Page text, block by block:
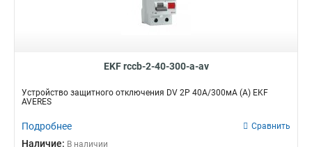
EKF rccb-2-40-300-a-av
Устройство защитного отключения DV 2P 40А/300мА (A) EKF
AVERES
Подробнее Сравнить
Наличие: В наличии